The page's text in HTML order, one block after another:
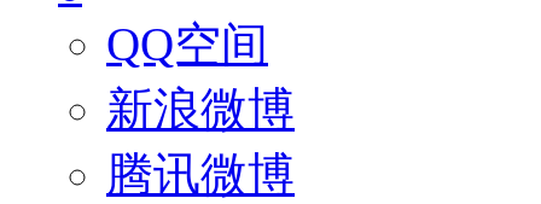
QQ空间
新浪微博
腾讯微博